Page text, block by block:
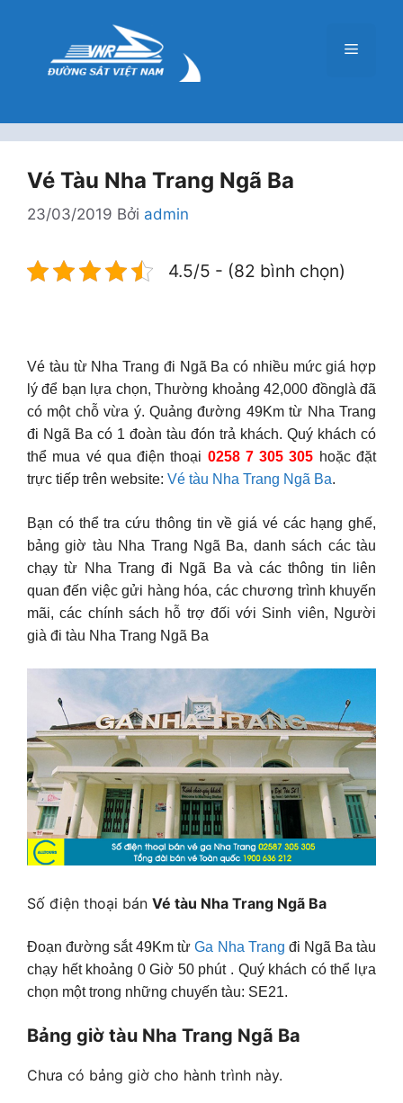
Menu
Vé Tàu Nha Trang Ngã Ba
23/03/2019 Bởi admin
4.5/5 - (82 bình chọn)
Vé tàu từ Nha Trang đi Ngã Ba có nhiều mức giá hợp
lý để bạn lựa chọn, Thường khoảng 42,000 đồnglà đã
có một chỗ vừa ý. Quảng đường 49Km từ Nha Trang
đi Ngã Ba có 1 đoàn tàu đón trả khách. Quý khách có
thể mua vé qua điện thoại 0258 7 305 305 hoặc đặt
trực tiếp trên website: Vé tàu Nha Trang Ngã Ba.
Bạn có thể tra cứu thông tin về giá vé các hạng ghế,
bảng giờ tàu Nha Trang Ngã Ba, danh sách các tàu
chạy từ Nha Trang đi Ngã Ba và các thông tin liên
quan đến việc gửi hàng hóa, các chương trình khuyến
mãi, các chính sách hỗ trợ đối với Sinh viên, Người
già đi tàu Nha Trang Ngã Ba
Số điện thoại bán Vé tàu Nha Trang Ngã Ba
Đoạn đường sắt 49Km từGa Nha Trang đi Ngã Ba tàu
chạy hết khoảng 0 Giờ 50 phút . Quý khách có thể lựa
chọn một trong những chuyến tàu: SE21.
Bảng giờ tàu Nha Trang Ngã Ba
Chưa có bảng giờ cho hành trình này.